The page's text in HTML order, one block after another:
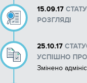
Макети
15.09.17
РОЗГЛЯДІ
25.10.17
УСПІШНО
Змінено